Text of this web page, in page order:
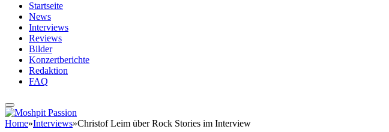
Startseite
News
Interviews
Reviews
Bilder
Konzertberichte
Redaktion
FAQ
Home»Interviews»Christof Leim über Rock Stories im Interview